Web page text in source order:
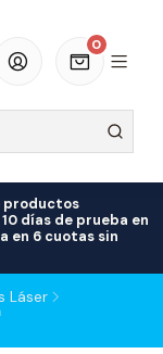
0
productos
días de prueba en
en 6 cuotas sin
Láser